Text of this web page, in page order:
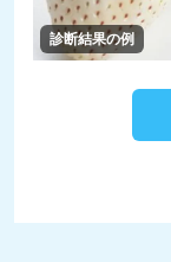
診断結果の例